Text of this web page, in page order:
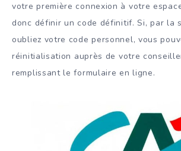
votre première connexion à votre
donc définir un code définitif. Si, par la
oubliez votre code personnel, vous
réinitialisation auprès de votre
remplissant le formulaire en ligne.